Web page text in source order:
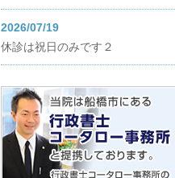
2026/07/19
休診は祝日のみです２